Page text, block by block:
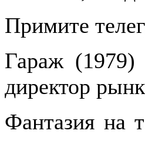
Примите
Гараж (1979)
директор
Фантазия на